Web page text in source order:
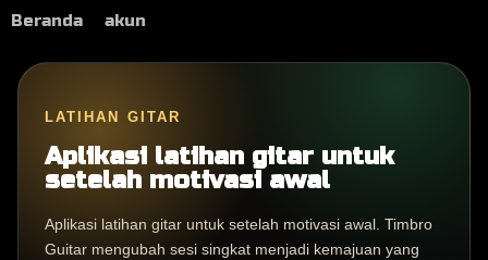
Beranda akun
LATIHAN GITAR
Aplikasi latihan gitar untuk
setelah motivasi awal
Aplikasi latihan gitar untuk setelah motivasi awal. Timbro
Guitar mengubah sesi singkat menjadi kemajuan yang